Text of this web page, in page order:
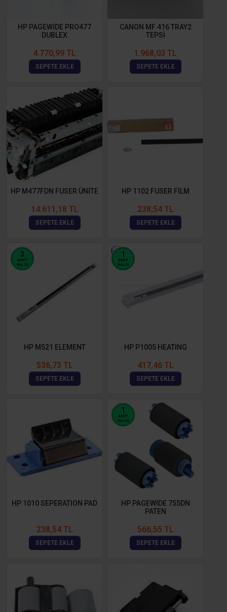
HP PAGEWİDE PRO477
DUBLEX
4.770,99 TL
SEPETE EKLE
CANON MF 416 TRAY2
TEPSİ
1.968,03 TL
SEPETE EKLE
HP M477FDN FUSER ÜNİTE
14.611,18 TL
SEPETE EKLE
HP 1102 FUSER FİLM
238,54 TL
SEPETE EKLE
3
ADET
KALDI
HP M521 ELEMENT
536,73 TL
SEPETE EKLE
1
ADET
KALDI
HP P1005 HEATİNG
417,46 TL
SEPETE EKLE
HP 1010 SEPERATİON PAD
238,54 TL
SEPETE EKLE
1
ADET
KALDI
HP PAGEWİDE 755DN
PATEN
566,55 TL
SEPETE EKLE